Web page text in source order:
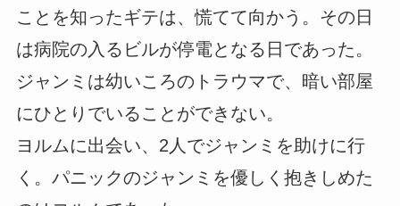
ことを知ったギテは、慌てて向かう。その日
は病院の入るビルが停電となる日であった。
ジャンミは幼いころのトラウマで、暗い部屋
にひとりでいることができない。
ヨルムに出会い、2人でジャンミを助けに行
く。パニックのジャンミを優しく抱きしめた